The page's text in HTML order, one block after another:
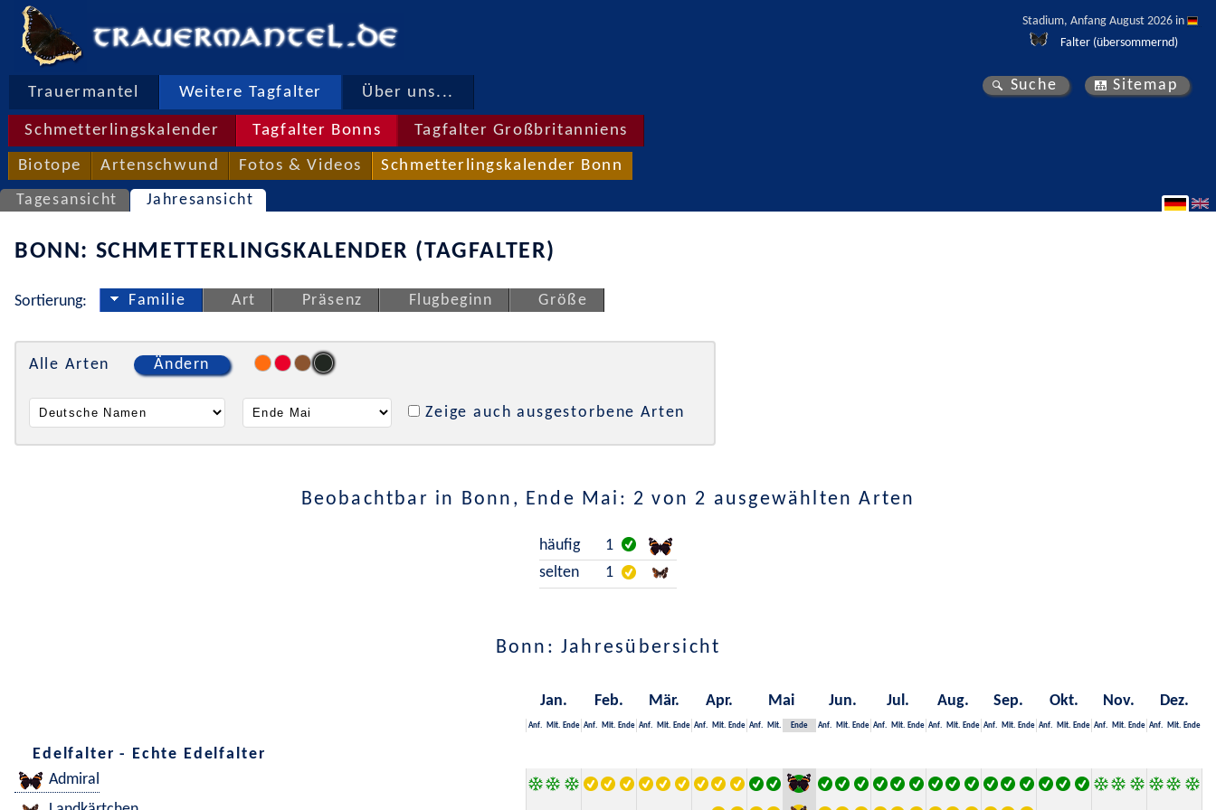
Stadium, Anfang August 2026 in
Falter (übersommernd)
Trauermantel Weitere Tagfalter Über uns...
Schmetterlingskalender Tagfalter Bonns Tagfalter Großbritanniens
Biotope Artenschwund Fotos & Videos Schmetterlingskalender Bonn
Suche Sitemap
Tagesansicht Jahresansicht
BONN: SCHMETTERLINGSKALENDER (TAGFALTER)
Sortierung: Familie Art Präsenz Flugbeginn Größe
Alle Arten Ändern
Zeige auch ausgestorbene Arten
Beobachtbar in Bonn, Ende Mai: 2 von 2 ausgewählten Arten
häufig
1
selten
1
Bonn: Jahresübersicht
Jan. Feb. Mär. Apr. Mai Jun. Jul. Aug. Sep. Okt. Nov. Dez.
Anf. Mit. Ende Anf. Mit. Ende Anf. Mit. Ende Anf. Mit. Ende Anf. Mit. Ende Anf. Mit. Ende Anf. Mit. Ende Anf. Mit. Ende Anf. Mit. Ende Anf. Mit. Ende Anf. Mit. Ende Anf. Mit. Ende
Edelfalter - Echte Edelfalter
Admiral